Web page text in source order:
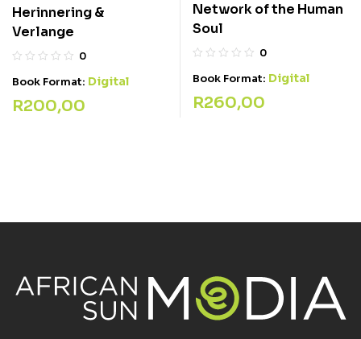
Herinnering &
Verlange
0
Book Format: Digital
R200,00
Network of the Human
Soul
0
Book Format: Digital
R260,00